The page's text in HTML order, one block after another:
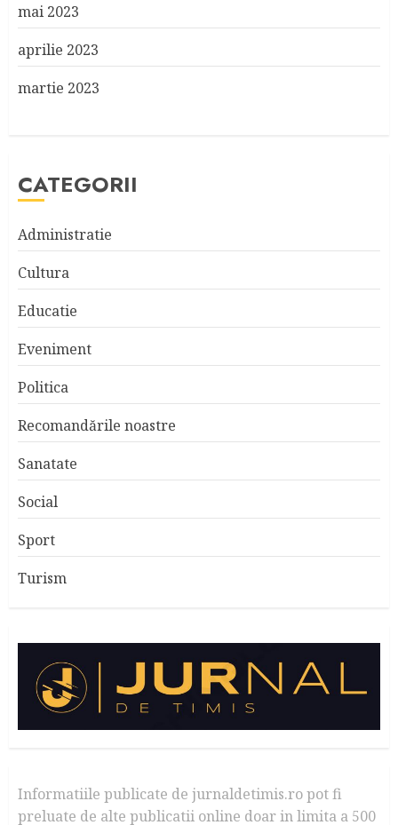
mai 2023
aprilie 2023
martie 2023
CATEGORII
Administratie
Cultura
Educatie
Eveniment
Politica
Recomandările noastre
Sanatate
Social
Sport
Turism
Informatiile publicate de jurnaldetimis.ro pot fi
preluate de alte publicatii online doar in limita a 500